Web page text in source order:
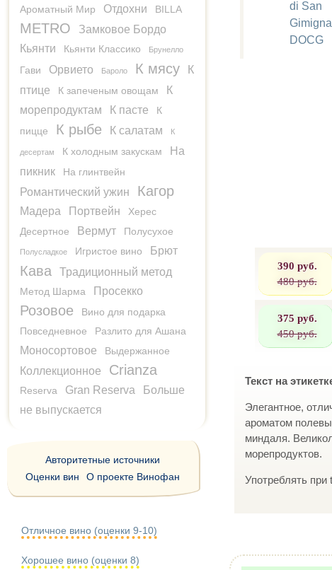
390 руб.
480 руб.
375 руб.
450 руб.
Текст на
Элегантное,
ароматом
миндаля.
морепродуктов.
Употреблять при
Ароматный Мир Отдохни BILLA
METRO
Замковое Бордо
Кьянти
Кьянти Классико Брунелло
Гави Орвието Бароло К мясу
К
птице
К запеченым овощам
К
морепродуктам
К пасте
К
пицце
К рыбе К салатам К
десертам К холодным закускам
На
пикник
На глинтвейн
Романтический ужин Кагор
Мадера Портвейн
Херес
Десертное
Вермут Полусухое
Полусладкое Игристое вино Брют
Кава Традиционный метод
Метод Шарма Просекко
Розовое
Вино для подарка
Повседневное
Разлито для Ашана
Моносортовое Выдержанное
Коллекционное Crianza
Reserva Gran Reserva
Больше
не выпускается
Авторитетные источники
Оценки вин
О проекте Винофан
Отличное вино (оценки 9-10)
Хорошее вино (оценки 8)